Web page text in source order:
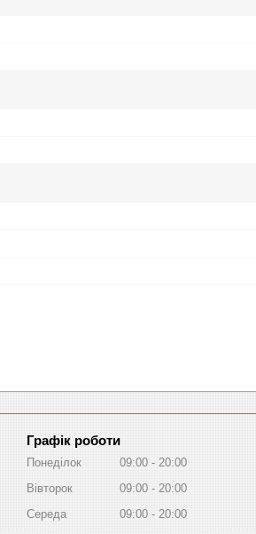
Графік роботи
Понеділок 09:00
20:00
Вівторок
09:00
20:00
Середа
09:00
20:00